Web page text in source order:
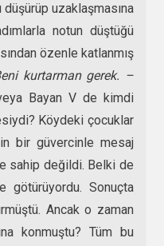
uzaklaşmasına
notun düştüğü
özenle katlanmış
kurtarman gerek. –
Bayan V de kimdi
Köydeki çocuklar
bir güvercinle mesaj
sahip değildi. Belki de
götürüyordu. Sonuçta
Ancak o zaman
konmuştu? Tüm bu